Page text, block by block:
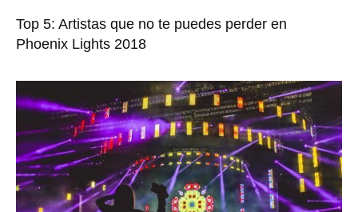
Top 5: Artistas que no te puedes perder en
Phoenix Lights 2018